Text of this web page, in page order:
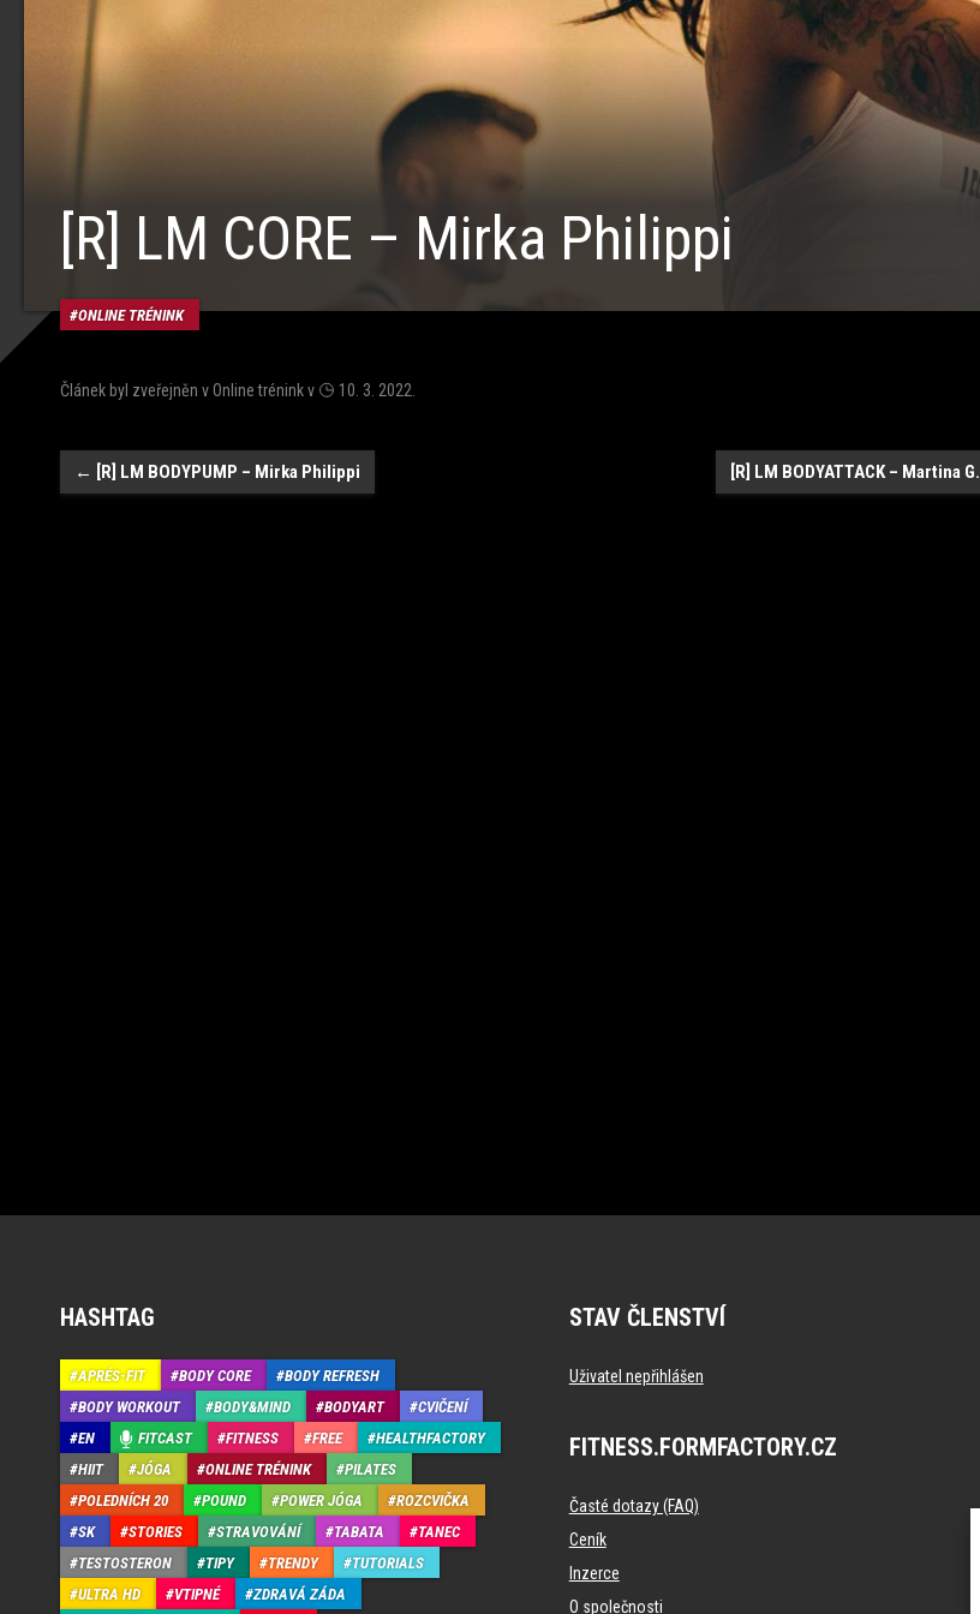
[R] LM CORE – Mirka Philippi
ONLINE TRÉNINK
Článek byl zveřejněn vOnline tréninkv 10. 3. 2022
Navigace
← [R] LM BODYPUMP – Mirka Philippi [R] LM BODYATTACK – Martina G.
HASHTAG
APRÉS-FIT BODY CORE
BODY REFRESH
BODY WORKOUT
BODY&MIND BODYART
CVIČENÍ
EN
FITCAST FITNESS FREE
HEALTHFACTORY
HIIT
JÓGA ONLINE TRÉNINK
PILATES
POLEDNÍCH 20
POUND POWER JÓGA
ROZCVIČKA
SK
STORIES STRAVOVÁNÍ TABATA
TANEC
TESTOSTERON
TIPY TRENDY
TUTORIALS
ULTRA HD
VTIPNÉ ZDRAVÁ ZÁDA
STAV ČLENSTVÍ
Uživatel nepřihlášen
FITNESS.FORMFACTORY.CZ
Časté dotazy (FAQ)
Ceník
Inzerce
O společnosti